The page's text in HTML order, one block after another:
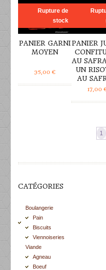
Rupture de
stock
PANIER GARNI
MOYEN
35,00 €
PANIER
AU
UN
AU
17,00
1
CATÉGORIES
Boulangerie
Pain
Biscuits
Viennoiseries
Viande
Agneau
Boeuf